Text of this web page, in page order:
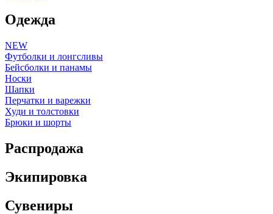
Одежда
NEW
Футболки и лонгсливы
Бейсболки и панамы
Носки
Шапки
Перчатки и варежки
Худи и толстовки
Брюки и шорты
Распродажа
Экипировка
Сувениры